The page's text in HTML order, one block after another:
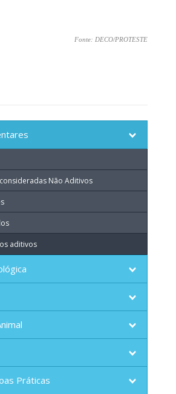
Fonte: DECO/PROTESTE
Não Aditivos
aditivos
Práticas